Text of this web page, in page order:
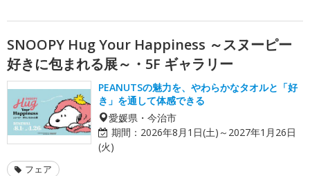
SNOOPY Hug Your Happiness ～スヌーピー
好きに包まれる展～・5F ギャラリー
PEANUTSの魅力を、やわらかなタオルと「好
き」を通して体感できる
愛媛県・今治市
期間： 2026年8月1日(土)～2027年1月26日
(火)
フェア